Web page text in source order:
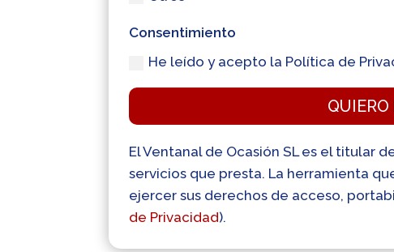
Consentimiento
He leído y acepto la Política de
El Ventanal de Ocasión SL es el titular
servicios que presta. La herramienta
ejercer sus derechos de acceso,
de Privacidad).